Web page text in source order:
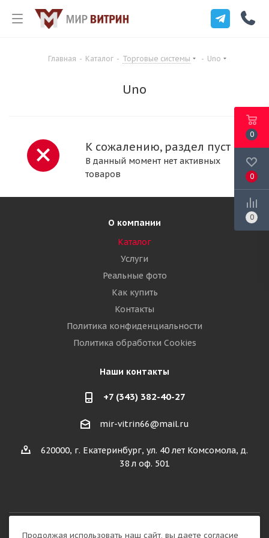
Главная - Каталог - Торговые системы - Uno
Uno
К сожалению, раздел пуст
В данный момент нет активных
товаров
О компании
Каталог
Услуги
Реальные фото
Как купить
Контакты
Политика конфиденциальности
Политика обработки Cookies
Наши контакты
+7 (343) 382-40-27
mir-vitrin66@mail.ru
620000, г. Екатеринбург, ул. 40 лет Комсомола, д.
38 л оф. 501
Продолжая использовать наш сайт, вы даете согласие
0
0
0